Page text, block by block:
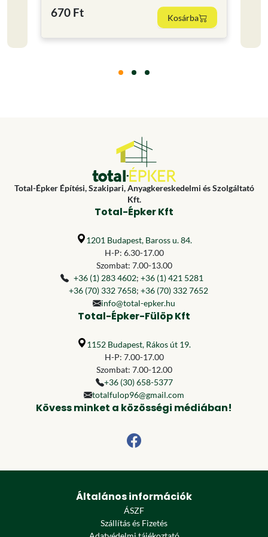
670 Ft Kosárba
Total-Épker Építési, Szakipari, Anyagkereskedelmi és Szolgáltató
Kft.
Total-Épker Kft
1201 Budapest, Baross u. 84.
H-P: 6.30-17.00
Szombat: 7.00-13.00
+36 (1) 283 4602; +36 (1) 421 5281
+36 (70) 332 7658; +36 (70) 332 7652
info@total-epker.hu
Total-Épker-Fülöp Kft
1152 Budapest, Rákos út 19.
H-P: 7.00-17.00
Szombat: 7.00-12.00
+36 (30) 658-5377
totalfulop96@gmail.com
Kövess minket a közösségi médiában!
Általános információk
ÁSZF
Szállítás és Fizetés